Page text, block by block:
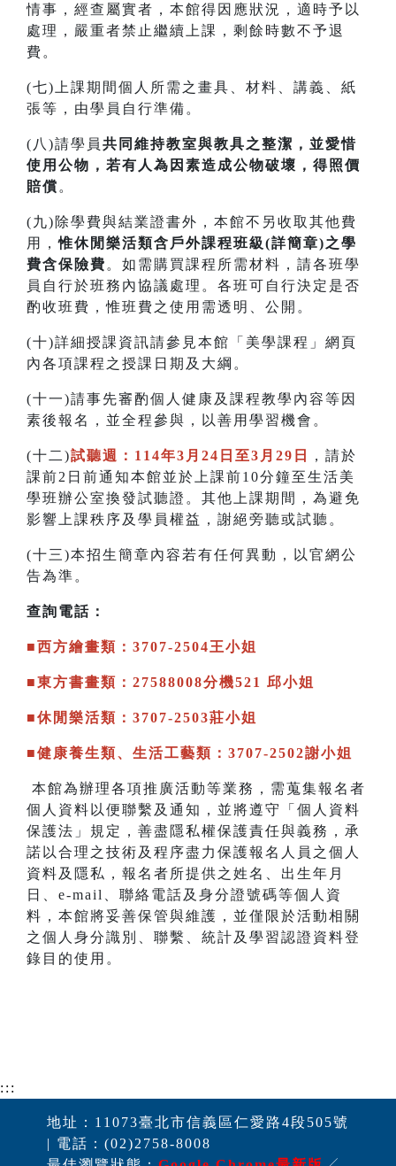
情事，經查屬實者，本館得因應狀況，適時予以
處理，嚴重者禁止繼續上課，剩餘時數不予退
費。
(七)上課期間個人所需之畫具、材料、講義、紙
張等，由學員自行準備。
(八)請學員 共同維持教室與教具之整潔，並愛惜
使用公物，若有人為因素造成公物破壞，得照價
賠償 。
(九)除學費與結業證書外，本館不另收取其他費
用，惟休閒樂活類含戶外課程班級(詳簡章)之學
費含保險費 。如需購買課程所需材料，請各班學
員自行於班務內協議處理。各班可自行決定是否
酌收班費，惟班費之使用需透明、公開。
(十)詳細授課資訊請參見本館「美學課程」網頁
內各項課程之授課日期及大綱。
(十一)請事先審酌個人健康及課程教學內容等因
素後報名，並全程參與，以善用學習機會。
(十二)試聽週：114年3月24日至3月29日
，請於
課前2日前通知本館並於上課前10分鐘至生活美
學班辦公室換發試聽證。其他上課期間，為避免
影響上課秩序及學員權益，謝絕旁聽或試聽。
(十三)本招生簡章內容若有任何異動，以官網公
告為準。
查詢電話：
■西方繪畫類：3707-2504王小姐
■東方書畫類：27588008分機521 邱小姐
■休閒樂活類：3707-2503莊小姐
■健康養生類、生活工藝類：3707-2502謝小姐
本館為辦理各項推廣活動等業務，需蒐集報名者
個人資料以便聯繫及通知，並將遵守「個人資料
保護法」規定，善盡隱私權保護責任與義務，承
諾以合理之技術及程序盡力保護報名人員之個人
資料及隱私，報名者所提供之姓名、出生年月
日、e-mail、聯絡電話及身分證號碼等個人資
料，本館將妥善保管與維護，並僅限於活動相關
之個人身分識別、聯繫、統計及學習認證資料登
錄目的使用。
:::
地址：11073臺北市信義區仁愛路4段505號
| 電話：(02)2758-8008